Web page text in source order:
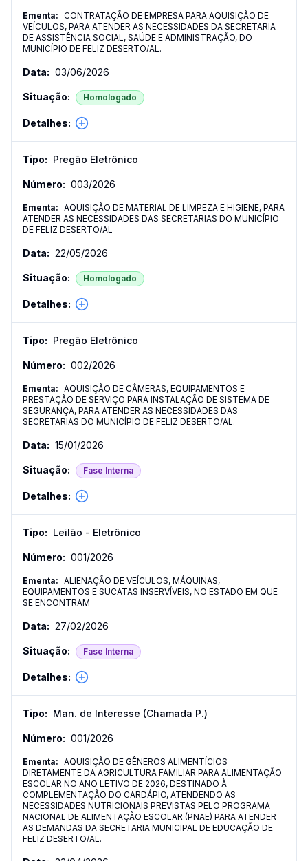
CONTRATAÇÃO DE EMPRESA PARA AQUISIÇÃO DE
VEÍCULOS, PARA ATENDER AS NECESSIDADES DA SECRETARIA
DE ASSISTÊNCIA SOCIAL, SAÚDE E ADMINISTRAÇÃO, DO
MUNICÍPIO DE FELIZ DESERTO/AL.
03/06/2026
Homologado
Pregão Eletrônico
003/2026
AQUISIÇÃO DE MATERIAL DE LIMPEZA E HIGIENE, PARA
ATENDER AS NECESSIDADES DAS SECRETARIAS DO MUNICÍPIO
DE FELIZ DESERTO/AL
22/05/2026
Homologado
Pregão Eletrônico
002/2026
AQUISIÇÃO DE CÂMERAS, EQUIPAMENTOS E
PRESTAÇÃO DE SERVIÇO PARA INSTALAÇÃO DE SISTEMA DE
SEGURANÇA, PARA ATENDER AS NECESSIDADES DAS
SECRETARIAS DO MUNICÍPIO DE FELIZ DESERTO/AL.
15/01/2026
Fase Interna
Leilão - Eletrônico
001/2026
ALIENAÇÃO DE VEÍCULOS, MÁQUINAS,
EQUIPAMENTOS E SUCATAS INSERVÍVEIS, NO ESTADO EM QUE
SE ENCONTRAM
27/02/2026
Fase Interna
Man. de Interesse (Chamada P.)
001/2026
AQUISIÇÃO DE GÊNEROS ALIMENTÍCIOS
DIRETAMENTE DA AGRICULTURA FAMILIAR PARA ALIMENTAÇÃO
ESCOLAR NO ANO LETIVO DE 2026, DESTINADO À
COMPLEMENTAÇÃO DO CARDÁPIO, ATENDENDO AS
NECESSIDADES NUTRICIONAIS PREVISTAS PELO PROGRAMA
NACIONAL DE ALIMENTAÇÃO ESCOLAR (PNAE) PARA ATENDER
AS DEMANDAS DA SECRETARIA MUNICIPAL DE EDUCAÇÃO DE
FELIZ DESERTO/AL.